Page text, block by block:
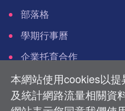
本網站使用cookies以
及統計網路流量相關資
部落格
學期行事曆
企業托育合作